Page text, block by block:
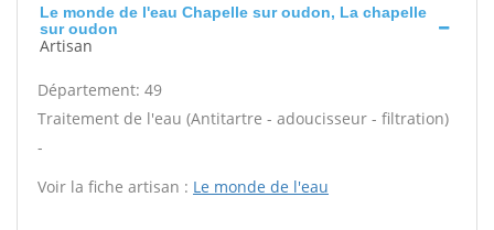
Le monde de l'eau Chapelle sur oudon, La chapelle
sur oudon
Artisan
Département: 49
Traitement de l'eau (Antitartre - adoucisseur - filtration)
-
Voir la fiche artisan : Le monde de l'eau